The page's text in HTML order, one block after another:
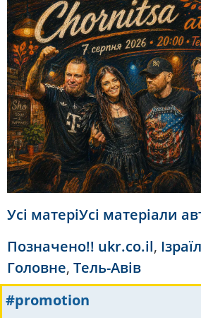
Усі матеріУсі матеріали
Позначено!! ukr.co.il,
Головне, Тель-Авів
#promotion